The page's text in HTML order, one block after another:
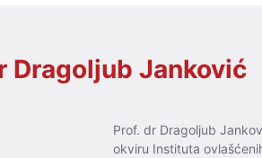
Dragoljub Janković
Prof. dr Dragoljub
okviru Instituta